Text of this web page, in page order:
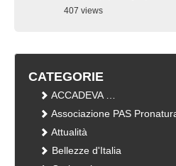
407 views
CATEGORIE
ACCADEVA …
Associazione PAS
Attualità
Bellezze d'Italia